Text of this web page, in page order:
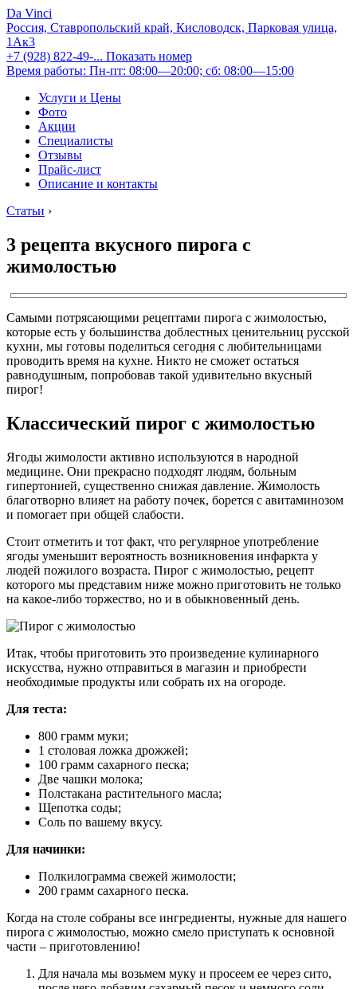
Da Vinci
Россия, Ставропольский край, Кисловодск, Парковая улица,
1Ак3
+7 (928) 822-49-... Показать номер
Время работы: Пн-пт: 08:00—20:00; сб: 08:00—15:00
Услуги и Цены
Фото
Акции
Специалисты
Отзывы
Прайс-лист
Описание и контакты
Статьи ›
3 рецепта вкусного пирога с
жимолостью
Самыми потрясающими рецептами пирога с жимолостью,
которые есть у большинства доблестных ценительниц русской
кухни, мы готовы поделиться сегодня с любительницами
проводить время на кухне. Никто не сможет остаться
равнодушным, попробовав такой удивительно вкусный
пирог!
Классический пирог с жимолостью
Ягоды жимолости активно используются в народной
медицине. Они прекрасно подходят людям, больным
гипертонией, существенно снижая давление. Жимолость
благотворно влияет на работу почек, борется с авитаминозом
и помогает при общей слабости.
Стоит отметить и тот факт, что регулярное употребление
ягоды уменьшит вероятность возникновения инфаркта у
людей пожилого возраста. Пирог с жимолостью, рецепт
которого мы представим ниже можно приготовить не только
на какое-либо торжество, но и в обыкновенный день.
Итак, чтобы приготовить это произведение кулинарного
искусства, нужно отправиться в магазин и приобрести
необходимые продукты или собрать их на огороде.
Для теста:
800 грамм муки;
1 столовая ложка дрожжей;
100 грамм сахарного песка;
Две чашки молока;
Полстакана растительного масла;
Щепотка соды;
Соль по вашему вкусу.
Для начинки:
Полкилограмма свежей жимолости;
200 грамм сахарного песка.
Когда на столе собраны все ингредиенты, нужные для нашего
пирога с жимолостью, можно смело приступать к основной
части – приготовлению!
Для начала мы возьмем муку и просеем ее через сито,